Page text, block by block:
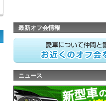
最新オフ会情報
ニュース